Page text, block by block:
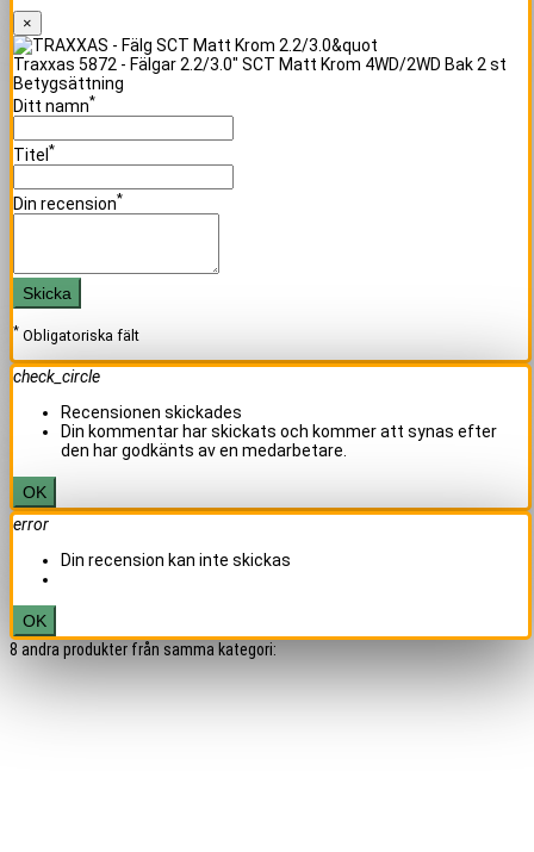
×
Traxxas 5872 - Fälgar 2.2/3.0" SCT Matt Krom 4WD/2WD Bak 2 st
Betygsättning
Ditt namn*
Titel *
Din recension*
Skicka
* Obligatoriska fält
check_circle
Recensionen skickades
Din kommentar har skickats och kommer att synas efter
den har godkänts av en medarbetare.
OK
error
Din recension kan inte skickas
OK
8 andra produkter från samma kategori: